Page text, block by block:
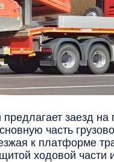
заезд
часть
к платформе
ходовой